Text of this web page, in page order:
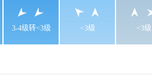
3-4级转<3级 <3级 <3级